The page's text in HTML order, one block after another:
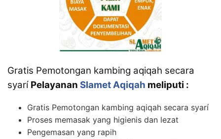
Gratis Pemotongan kambing aqiqah secara
syarí Pelayanan Slamet Aqiqah meliputi :
Gratis Pemotongan kambing aqiqah secara syarí
Proses memasak yang higienis dan lezat
Pengemasan yang rapih